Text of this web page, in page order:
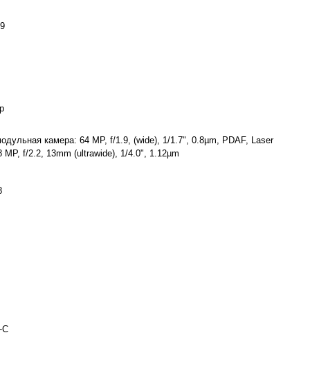
камера: 64 MP, f/1.9, (wide), 1/1.7", 0.8µm, PDAF, Laser
MP, f/2.2, 13mm (ultrawide), 1/4.0", 1.12µm
C